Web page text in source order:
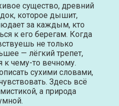
существо, древний
которое дышит,
за каждым, кто
к его берегам. Когда
не только
— лёгкий трепет,
к чему-то вечному.
сухими словами,
Здесь всё
а природа